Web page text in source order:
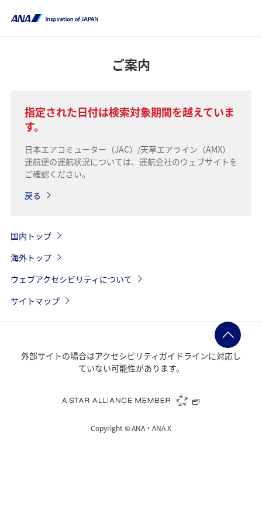
ご案内
指定された日付は検索対象期間を越えていま
す。
日本エアコミューター（JAC）/天草エアライン（AMX）
運航便の運航状況については、運航会社のウェブサイトを
ご確認ください。
戻る
国内トップ
海外トップ
ウェブアクセシビリティについて
サイトマップ
外部サイトの場合はアクセシビリティガイドラインに対応し
ていない可能性があります。
Copyright ©ANA・ANA X